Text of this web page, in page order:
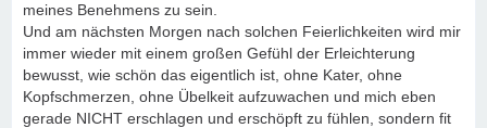
meines Benehmens zu sein.
Und am nächsten Morgen nach solchen Feierlichkeiten wird mir
immer wieder mit einem großen Gefühl der Erleichterung
bewusst, wie schön das eigentlich ist, ohne Kater, ohne
Kopfschmerzen, ohne Übelkeit aufzuwachen und mich eben
gerade NICHT erschlagen und erschöpft zu fühlen, sondern fit